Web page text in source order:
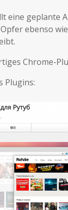
eine geplante
ebenso
Chrome-
Plugins: